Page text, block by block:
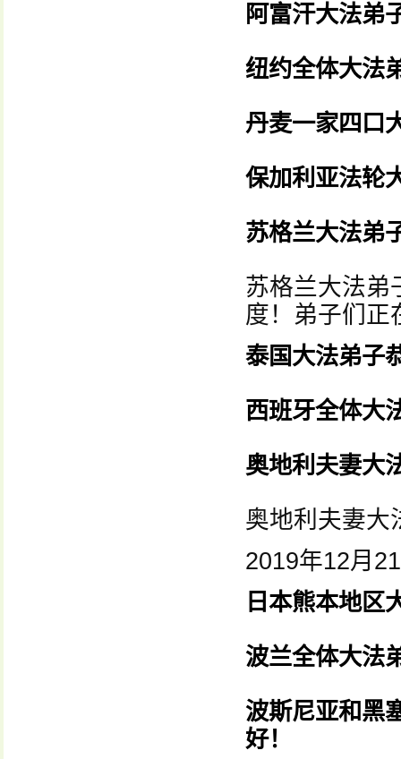
阿富汗大法弟
纽约全体大法
丹麦一家四口
保加利亚法轮
苏格兰大法弟
苏格兰大法弟
度！弟子们正
泰国大法弟子
西班牙全体大
奥地利夫妻大
奥地利夫妻大
2019年12月
日本熊本地区
波兰全体大法
波斯尼亚和黑
好！